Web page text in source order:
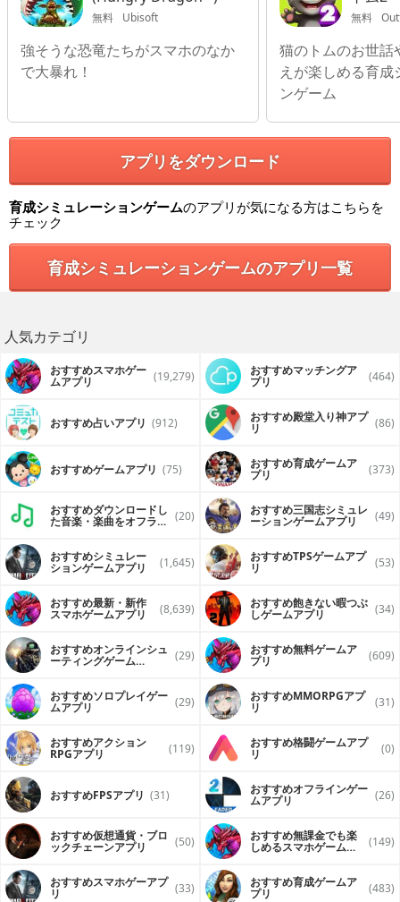
無料 Ubisoft
強そうな恐竜たちがスマホのなか
で大暴れ！
無料
猫のトムのお世話
えが楽しめる育
ンゲーム
アプリをダウンロード
育成シミュレーションゲームのアプリが気になる方はこちらを
チェック
育成シミュレーションゲームのアプリ一覧
人気カテゴリ
おすすめスマホゲー
ムアプリ (19,279) おすすめマッチングア
プリ (464)
おすすめ占いアプリ (912) おすすめ殿堂入り神アプ
リ (86)
おすすめゲームアプリ (75) おすすめ育成ゲームア
プリ (373)
おすすめダウンロードし
た音楽・楽曲をオフライ (20) おすすめ三国志シミュレ
ーションゲームアプリ (49)
おすすめシミュレー
ションゲームアプリ (1,645) おすすめTPSゲームアプ
リ (53)
おすすめ最新・新作
スマホゲームアプリ (8,639) おすすめ飽きない暇つぶ
しゲームアプリ (34)
おすすめオンラインシュ
ーティングゲーム (29) おすすめ無料ゲームア
プリ (609)
おすすめソロプレイゲー
ムアプリ (29) おすすめ MMORPGアプ
リ (31)
おすすめアクション
RPGアプリ (119) おすすめ格闘ゲームアプ
リ (0)
おすすめFPSアプリ (31) おすすめオフラインゲー
ムアプリ (26)
おすすめ仮想通貨・ブロ
ックチェーンアプリ (50) おすすめ無課金でも楽
しめるスマホゲームア (149)
おすすめスマホゲーアプ
リ (33) おすすめ育成ゲームア
プリ (483)